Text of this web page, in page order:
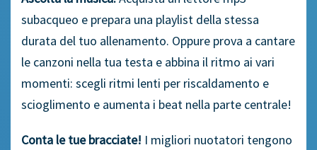
subacqueo e prepara una playlist della stessa
durata del tuo allenamento. Oppure prova a cantare
le canzoni nella tua testa e abbina il ritmo ai vari
momenti: scegli ritmi lenti per riscaldamento e
scioglimento e aumenta i beat nella parte centrale!
Conta le tue bracciate! I migliori nuotatori tengono